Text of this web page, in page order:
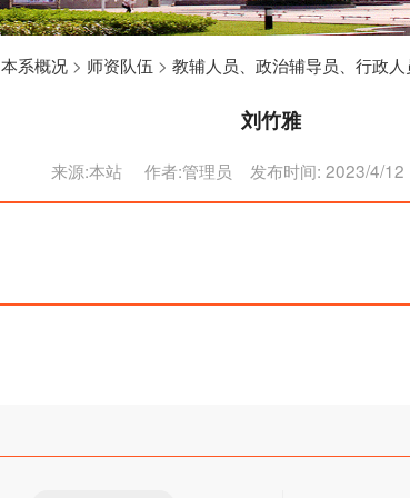
本系概况 > 师资队伍 > 教辅人员、政治辅导员、行政
刘竹雅
来源:本站 作者:管理员 发布时间: 2023/4/12